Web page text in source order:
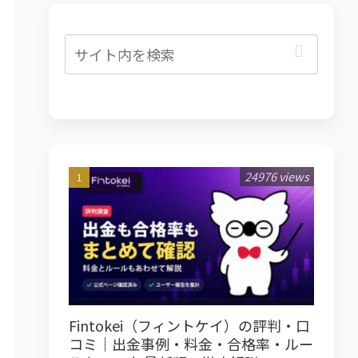
Fintokei（フィントケイ）の評判・口
コミ｜出金事例・料金・合格率・ルー
24976 views